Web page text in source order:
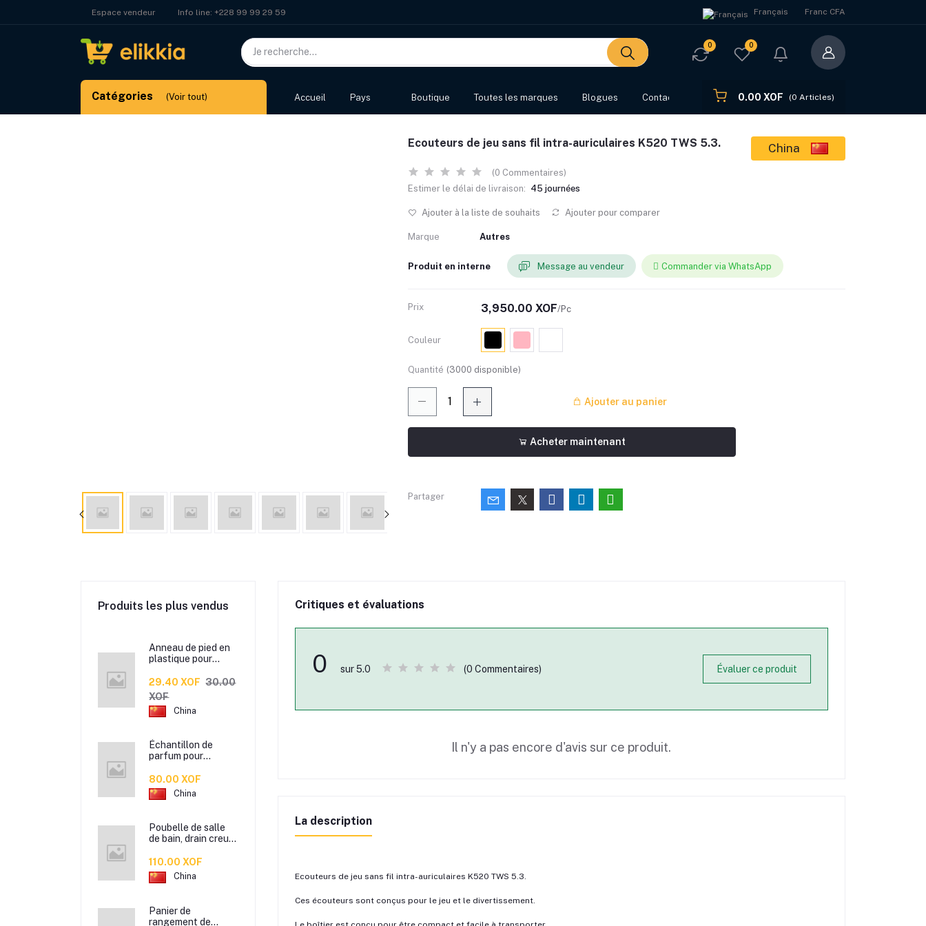
Espace vendeur Info line: +228 99 99 29 59 Français Franc CFA
0 0
Catégories (Voir tout) Accueil Pays Boutique Toutes les marques Blogues Contact 0.00 XOF (0 Articles)
Ecouteurs de jeu sans fil intra-auriculaires K520 TWS 5.3. China
(0 Commentaires)
Estimer le délai de livraison: 45 journées
Ajouter à la liste de souhaits Ajouter pour comparer
Marque Autres
Produit en interne Message au vendeur Commander via WhatsApp
Prix 3,950.00 XOF/Pc
Couleur
Quantité (3000 disponible)
Ajouter au panier
Acheter maintenant
Partager
Produits les plus vendus
Anneau de pied en
plastique pour
Anneau de pied de
pigeon, Étiquette
d’anneaux de pied
pour oiseaux
29.40 XOF 30.00
XOF
China
Échantillon de
parfum pour
de marque
Xiaocheng Yixiang
2 ml Parfum de
80.00 XOF
China
Poubelle de salle
de bain, drain creux
corbeille à papier de
cuisine de bureau à
domicile,
110.00 XOF
China
Panier de
rangement de
Critiques et évaluations
0 sur 5.0 (0 Commentaires) Évaluer ce produit
Il n'y a pas encore d'avis sur ce produit.
La description
Ecouteurs de jeu sans fil intra-auriculaires K520 TWS 5.3.
Ces écouteurs sont conçus pour le jeu et le divertissement.